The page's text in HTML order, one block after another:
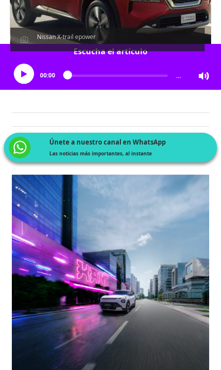
Nissan X-trail epower
Escucha el artículo
00:00 …
Únete a nuestro canal en WhatsApp
Las noticias más importantes, al instante